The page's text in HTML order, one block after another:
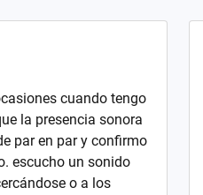
cuando tengo
la presencia sonora
par en par y confirmo
escucho un sonido
o a los